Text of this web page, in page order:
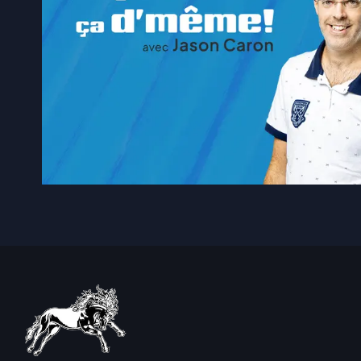
5 août 2026|Élections2026: le Parti
5 août 2026|Construction EGR vice-